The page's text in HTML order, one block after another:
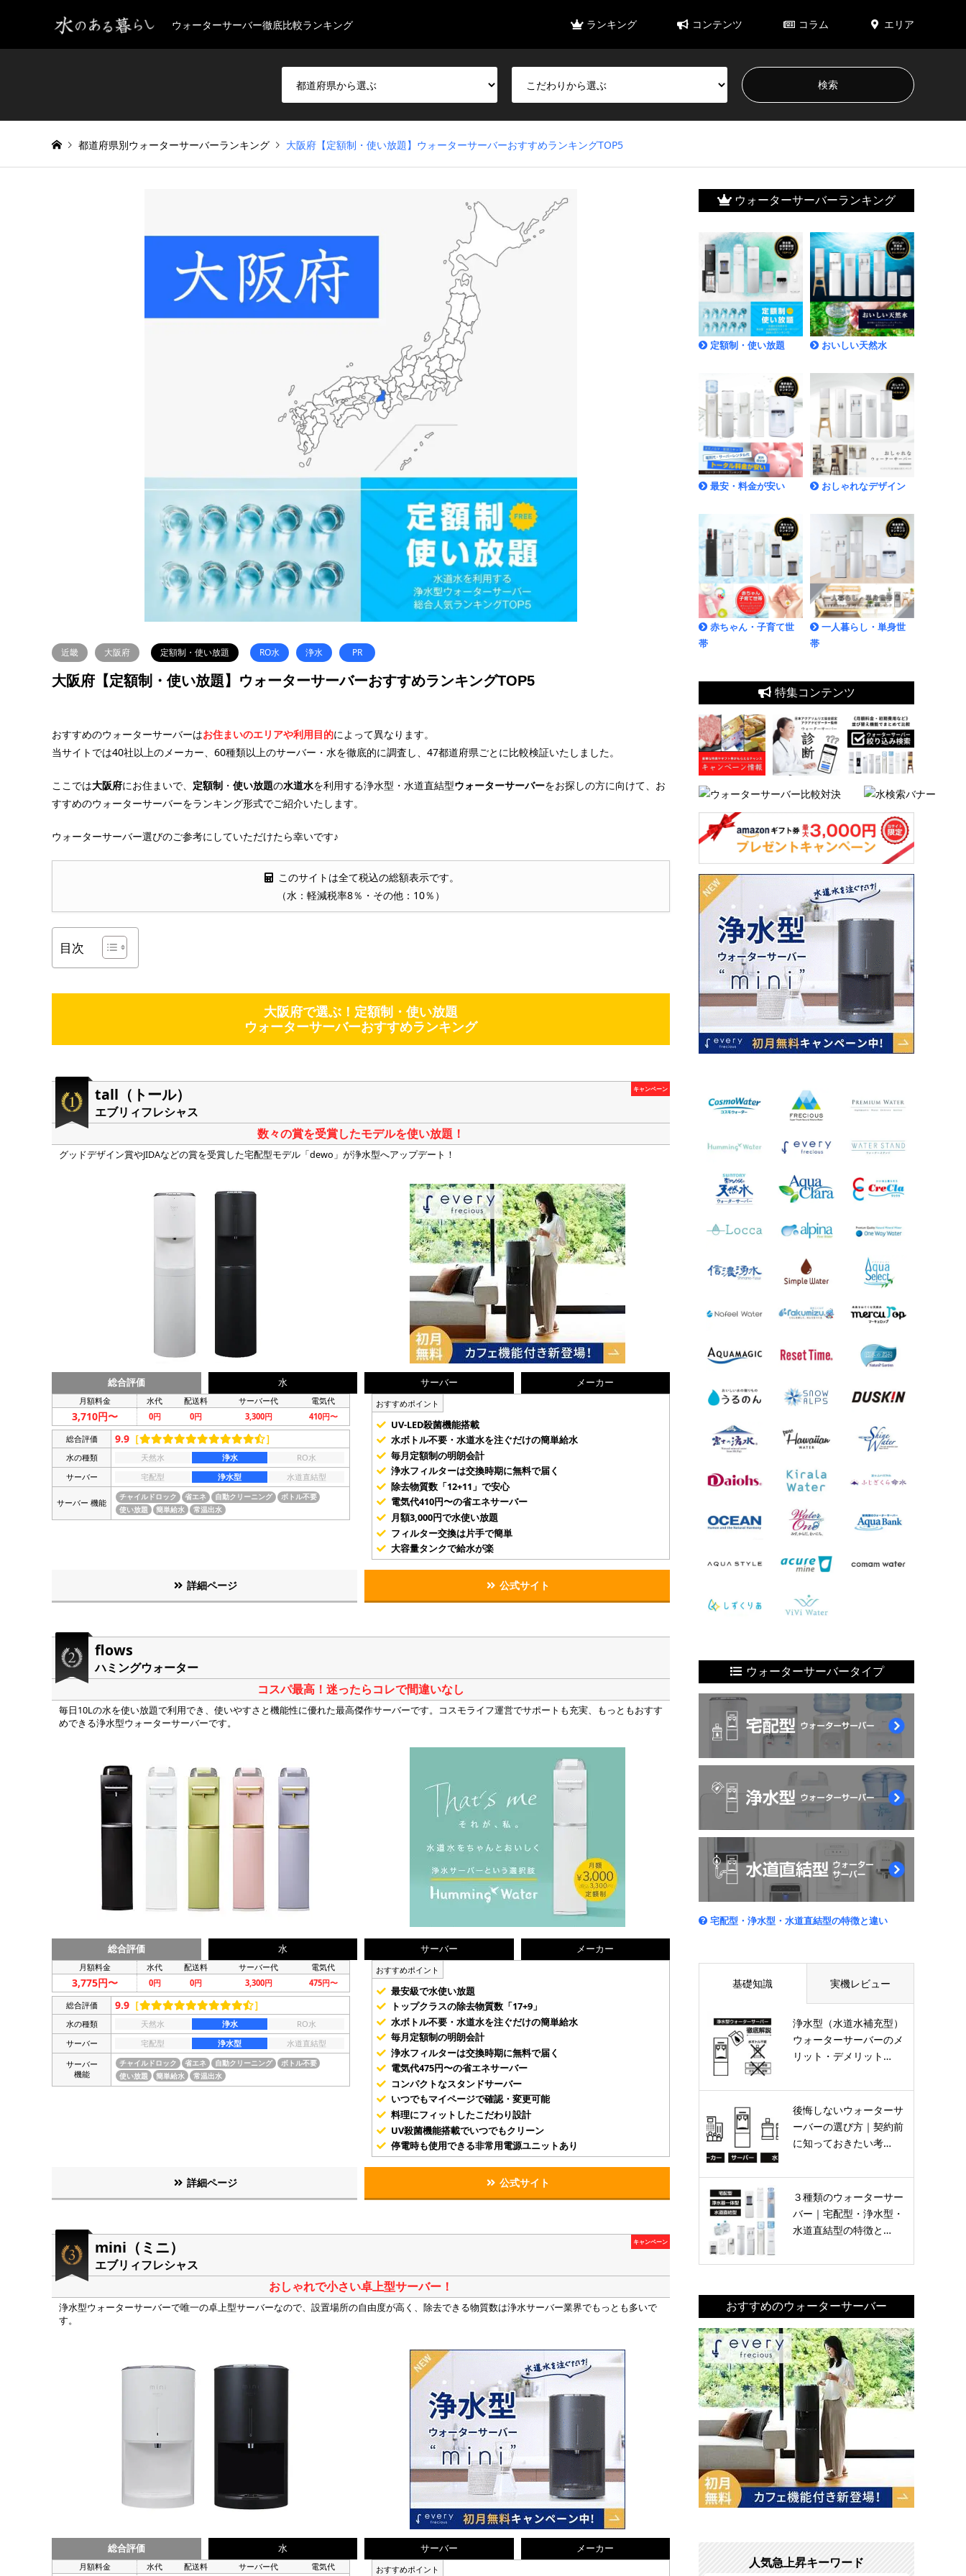
ウォーターサーバー徹底比較ランキング ランキング コンテンツ コラム エリア
都道府県別ウォーターサーバーランキング 大阪府【定額制・使い放題】ウォーターサーバーおすすめランキングTOP5
近畿 大阪府 定額制・使い放題 RO水 浄水 PR
大阪府【定額制・使い放題】ウォーターサーバーおすすめランキングTOP5
おすすめのウォーターサーバーはお住まいのエリアや利用目的によって異なります。
当サイトでは40社以上のメーカー、60種類以上のサーバー・水を徹底的に調査し、47都道府県ごとに比較検証いたしました。
ここでは大阪府にお住まいで、 定額制 ・ 使い放題の水道水を利用する浄水型・水道直結型ウォーターサーバーをお探しの方に向けて、お
すすめのウォーターサーバーをランキング形式でご紹介いたします。
ウォーターサーバー選びのご参考にしていただけたら幸いです♪
このサイトは全て税込の総額表示です。
（水：軽減税率8％・その他：10％）
目次
大阪府で選ぶ！定額制・使い放題
ウォーターサーバーおすすめランキング
tall（トール）
エブリィフレシャス
キャンペーン
数々の賞を受賞したモデルを使い放題！
グッドデザイン賞やJIDAなどの賞を受賞した宅配型モデル「dewo」が浄水型へアップデート！
総合評価 水 サーバー メーカー
月額料金 水代 配送料 サーバー代 電気代
3,710円〜 0円 0円 3,300円 410円〜
総合評価 9.9 ［ ］
水の種類 天然水 浄水
RO水
サーバー
宅配型 浄水型 水道直結型
サーバー 機能
チャイルドロック 省エネ 自動クリーニング
ボトル不要
使い放題
簡単給水 常温出水
おすすめポイント
UV-LED殺菌機能搭載
水ボトル不要・水道水を注ぐだけの簡単給水
毎月定額制の明朗会計
浄水フィルターは交換時期に無料で届く
除去物質数「12+11」で安心
電気代410円〜の省エネサーバー
月額3,000円で水使い放題
フィルター交換は片手で簡単
大容量タンクで給水が楽
詳細ページ 公式サイト
flows
ハミングウォーター
コスパ最高！迷ったらコレで間違いなし
毎日10Lの水を使い放題で利用でき、使いやすさと機能性に優れた最高傑作サーバーです。コスモライフ運営でサポートも充実、もっともおすす
めできる浄水型ウォーターサーバーです。
総合評価 水 サーバー メーカー
月額料金 水代 配送料 サーバー代 電気代
3,775円〜 0円 0円 3,300円 475円〜
総合評価 9.9 ［ ］
水の種類 天然水 浄水
RO水
サーバー
宅配型 浄水型
水道直結型
サーバー
機能
チャイルドロック 省エネ 自動クリーニング
ボトル不要
使い放題
簡単給水 常温出水
おすすめポイント
最安級で水使い放題
トップクラスの除去物質数「17+9」
水ボトル不要・水道水を注ぐだけの簡単給水
毎月定額制の明朗会計
浄水フィルターは交換時期に無料で届く
電気代475円〜の省エネサーバー
コンパクトなスタンドサーバー
いつでもマイページで確認・変更可能
料理にフィットしたこだわり設計
UV殺菌機能搭載でいつでもクリーン
停電時も使用できる非常用電源ユニットあり
詳細ページ 公式サイト
mini（ミニ）
エブリィフレシャス
キャンペーン
おしゃれで小さい卓上型サーバー！
浄水型ウォーターサーバーで唯一の卓上型サーバーなので、設置場所の自由度が高く、除去できる物質数は浄水サーバー業界でもっとも多いで
す。
総合評価 水 サーバー メーカー
月額料金 水代 配送料 サーバー代 電気代 おすすめポイント
ウォーターサーバーランキング
定額制・使い放題 おいしい天然水
最安・料金が安い おしゃれなデザイン
赤ちゃん・子育て世
帯
一人暮らし・単身世
帯
特集コンテンツ
ウォーターサーバータイプ
宅配型・浄水型・水道直結型の特徴と違い
基礎知識 実機レビュー
浄水型（水道水補充型）
ウォーターサーバーのメ
リット・デメリット…
後悔しないウォーターサ
ーバーの選び方｜契約前
に知っておきたい考…
３種類のウォーターサー
バー｜宅配型・浄水型・
水道直結型の特徴と…
おすすめのウォーターサーバー
人気急上昇キーワード